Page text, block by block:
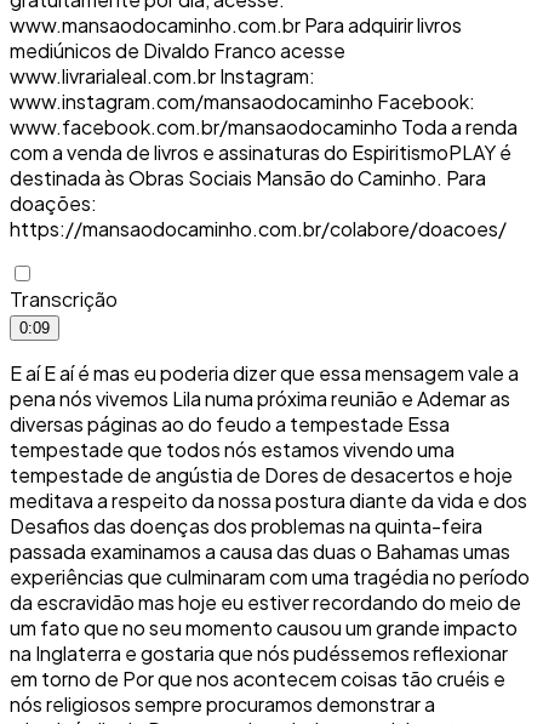
www.mansaodocaminho.com.br Para adquirir livros
mediúnicos de Divaldo Franco acesse
www.livrarialeal.com.br Instagram:
www.instagram.com/mansaodocaminho Facebook:
www.facebook.com.br/mansaodocaminho Toda a renda
com a venda de livros e assinaturas do EspiritismoPLAY é
destinada às Obras Sociais Mansão do Caminho. Para
doações:
https://mansaodocaminho.com.br/colabore/doacoes/
Transcrição
0:09
E aí E aí é mas eu poderia dizer que essa mensagem vale a
pena nós vivemos Lila numa próxima reunião e Ademar as
diversas páginas ao do feudo a tempestade Essa
tempestade que todos nós estamos vivendo uma
tempestade de angústia de Dores de desacertos e hoje
meditava a respeito da nossa postura diante da vida e dos
Desafios das doenças dos problemas na quinta-feira
passada examinamos a causa das duas o Bahamas umas
experiências que culminaram com uma tragédia no período
da escravidão mas hoje eu estiver recordando do meio de
um fato que no seu momento causou um grande impacto
na Inglaterra e gostaria que nós pudéssemos reflexionar
em torno de Por que nos acontecem coisas tão cruéis e
nós religiosos sempre procuramos demonstrar a